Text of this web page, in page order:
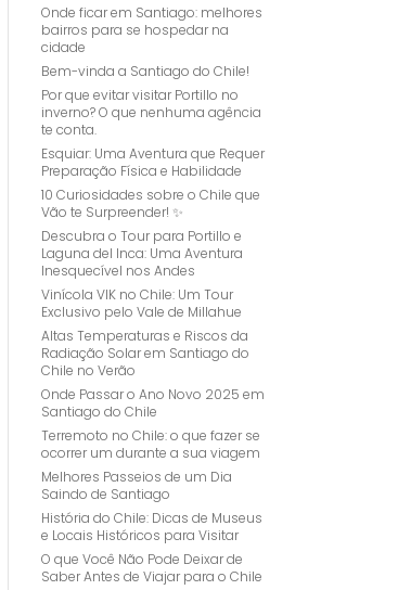
Onde ficar em Santiago: melhores
bairros para se hospedar na
cidade
Bem-vinda a Santiago do Chile!
Por que evitar visitar Portillo no
inverno? O que nenhuma agência
te conta.
Esquiar: Uma Aventura que Requer
Preparação Física e Habilidade
10 Curiosidades sobre o Chile que
Vão te Surpreender! ✨
Descubra o Tour para Portillo e
Laguna del Inca: Uma Aventura
Inesquecível nos Andes
Vinícola VIK no Chile: Um Tour
Exclusivo pelo Vale de Millahue
Altas Temperaturas e Riscos da
Radiação Solar em Santiago do
Chile no Verão
Onde Passar o Ano Novo 2025 em
Santiago do Chile
Terremoto no Chile: o que fazer se
ocorrer um durante a sua viagem
Melhores Passeios de um Dia
Saindo de Santiago
História do Chile: Dicas de Museus
e Locais Históricos para Visitar
O que Você Não Pode Deixar de
Saber Antes de Viajar para o Chile